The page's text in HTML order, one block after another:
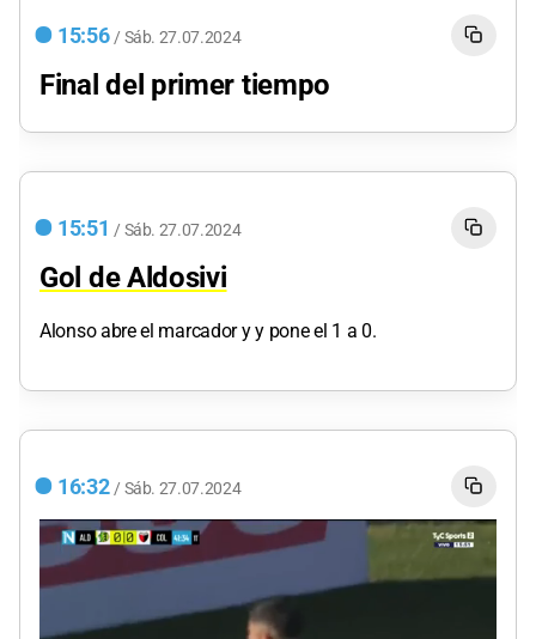
15:56 / Sáb. 27.07.2024
Final del primer tiempo
15:51 / Sáb. 27.07.2024
Gol de Aldosivi
Alonso abre el marcador y y pone el 1 a 0.
16:32 / Sáb. 27.07.2024